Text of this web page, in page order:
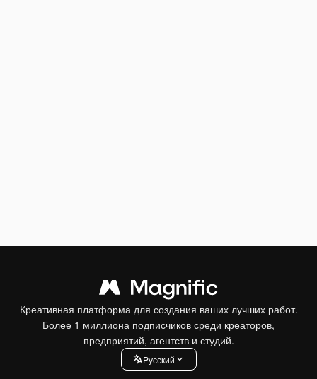
Креативная платформа для создания ваших лучших работ.
Более 1 миллиона подписчиков среди креаторов,
предприятий, агентств и студий.
Pусский